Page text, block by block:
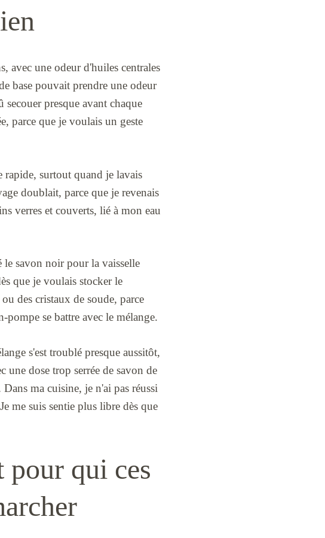
avec une odeur d'huiles centrales
base pouvait prendre une odeur
presque avant chaque
parce que je voulais un geste
rapide, surtout quand je lavais
doublait, parce que je revenais
verres et couverts, lié à mon eau
le savon noir pour la vaisselle
que je voulais stocker le
des cristaux de soude, parce
se battre avec le mélange.
s'est troublé presque aussitôt,
une dose trop serrée de savon de
ma cuisine, je n'ai pas réussi
me suis sentie plus libre dès que
pour qui ces